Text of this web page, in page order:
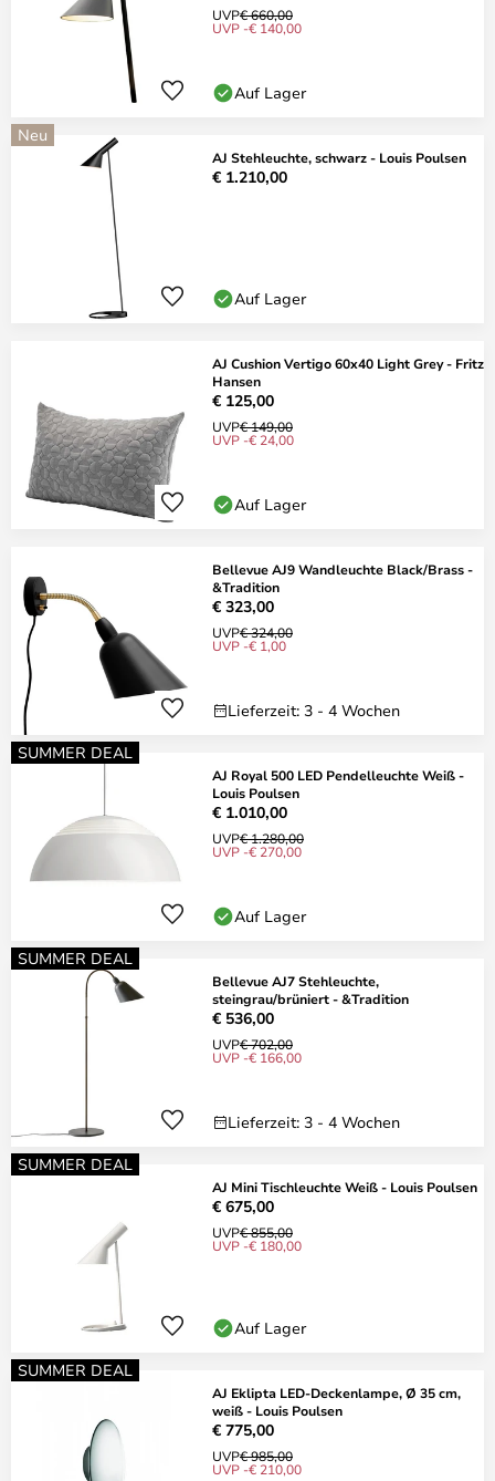
UVP€ 660,00
UVP -€ 140,00
Auf Lager
Neu
AJ Stehleuchte, schwarz - Louis Poulsen
€ 1.210,00
Auf Lager
AJ Cushion Vertigo 60x40 Light Grey - Fritz
Hansen
€ 125,00
UVP€ 149,00
UVP -€ 24,00
Auf Lager
Bellevue AJ9 Wandleuchte Black/Brass -
&Tradition
€ 323,00
UVP€ 324,00
UVP -€ 1,00
Lieferzeit: 3 - 4 Wochen
SUMMER DEAL
AJ Royal 500 LED Pendelleuchte Weiß -
Louis Poulsen
€ 1.010,00
UVP€ 1.280,00
UVP -€ 270,00
Auf Lager
SUMMER DEAL
Bellevue AJ7 Stehleuchte,
steingrau/brüniert - &Tradition
€ 536,00
UVP€ 702,00
UVP -€ 166,00
Lieferzeit: 3 - 4 Wochen
SUMMER DEAL
AJ Mini Tischleuchte Weiß - Louis Poulsen
€ 675,00
UVP€ 855,00
UVP -€ 180,00
Auf Lager
SUMMER DEAL
AJ Eklipta LED-Deckenlampe, Ø 35 cm,
weiß - Louis Poulsen
€ 775,00
UVP€ 985,00
UVP -€ 210,00